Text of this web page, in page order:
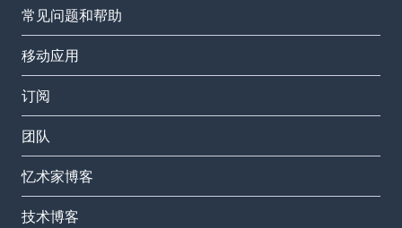
常见问题和帮助
移动应用
订阅
团队
忆术家博客
技术博客